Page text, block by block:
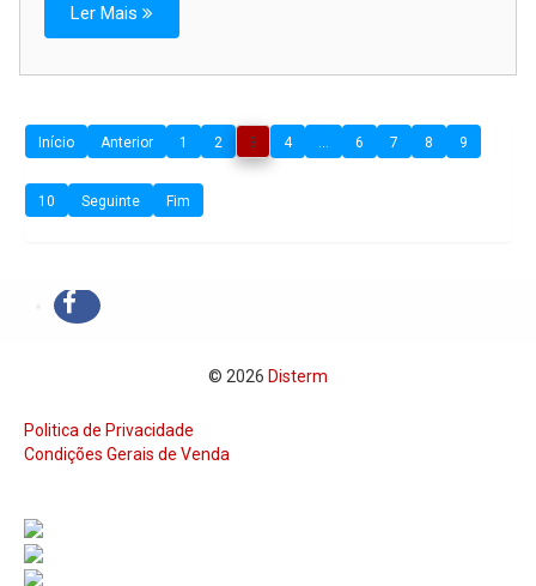
Ler Mais
Início Anterior 1 2 3 4 6 7 8 9
10 Seguinte Fim
© 2026 Disterm
Politica de Privacidade
Condições Gerais de Venda